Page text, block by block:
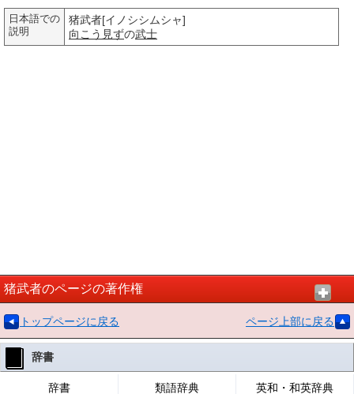
日本語での
説明
猪武者[イノシシムシャ]
向こう見ずの武士
猪武者のページの著作権
トップページに戻る ページ上部に戻る
辞書
辞書 類語辞典 英和・和英辞典